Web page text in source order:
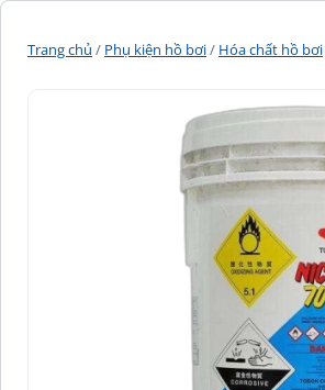
Trang chủ / Phụ kiện hồ bơi/ Hóa chất hồ bơi